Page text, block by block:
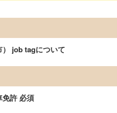
job tagについて
許 必須